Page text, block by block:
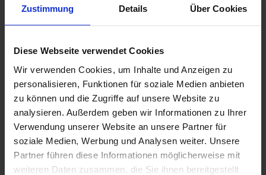
Zustimmung Details Über Cookies
Diese Webseite verwendet Cookies
Wir verwenden Cookies, um Inhalte und Anzeigen zu
personalisieren, Funktionen für soziale Medien anbieten
zu können und die Zugriffe auf unsere Website zu
analysieren. Außerdem geben wir Informationen zu Ihrer
Verwendung unserer Website an unsere Partner für
soziale Medien, Werbung und Analysen weiter. Unsere
Partner führen diese Informationen möglicherweise mit
weiteren Daten zusammen, die Sie ihnen bereitgestellt